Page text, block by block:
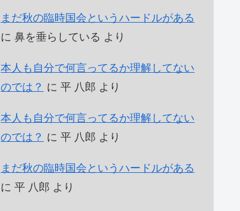
まだ秋の臨時国会というハードルがある
に 鼻を垂らしている より
本人も自分で何言ってるか理解してない
のでは？ に 平 八郎 より
本人も自分で何言ってるか理解してない
のでは？ に 平 八郎 より
まだ秋の臨時国会というハードルがある
に 平 八郎 より